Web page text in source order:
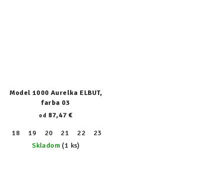
Model 1000 Aurelka ELBUT,
farba 03
od 87,47 €
18 19 20 21 22 23
Skladom (1 ks)